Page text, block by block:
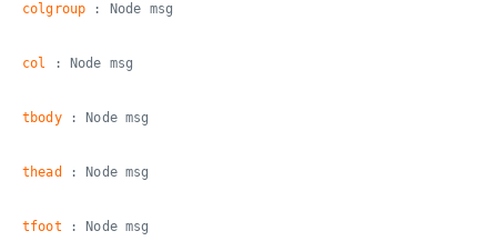
colgroup : Node msg
col : Node msg
tbody: Node msg
thead : Node msg
tfoot : Node msg